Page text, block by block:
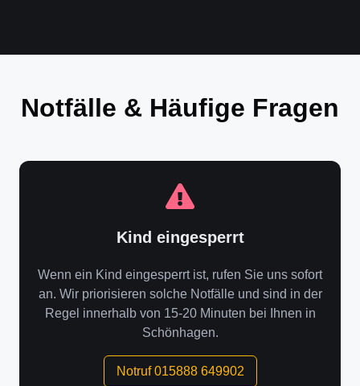
Notfälle & Häufige Fragen
Kind eingesperrt
Wenn ein Kind eingesperrt ist, rufen Sie uns sofort
an. Wir priorisieren solche Notfälle und sind in der
Regel innerhalb von 15-20 Minuten bei Ihnen in
Schönhagen.
Notruf 015888 649902